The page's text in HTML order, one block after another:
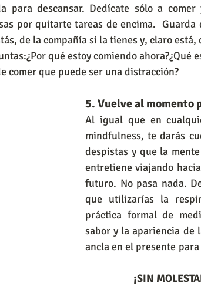
para descansar. Dedícate sólo a
por quitarte tareas de encima.
de la compañía si la tienes y, claro está,
qué estoy comiendo ahora?¿Qué
comer que puede ser una distracción?
5. Vuelve al momento
Al igual que en
mindfulness, te darás
despistas y que la
entretiene viajando
futuro. No pasa nada.
que utilizarías la
práctica formal de
sabor y la apariencia de
ancla en el presente
¡SIN